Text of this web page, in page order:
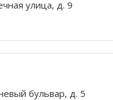
улица, д. 9
бульвар, д. 5